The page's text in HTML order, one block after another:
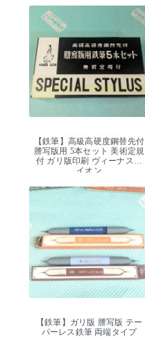
【鉄筆】高級高硬度鋼替先付
謄写版用 5本セット 美術定規
付 ガリ版印刷 ヴィーナスラ
イオン
【鉄筆】ガリ版 謄写版 テー
パーレス鉄筆 両端タイプ